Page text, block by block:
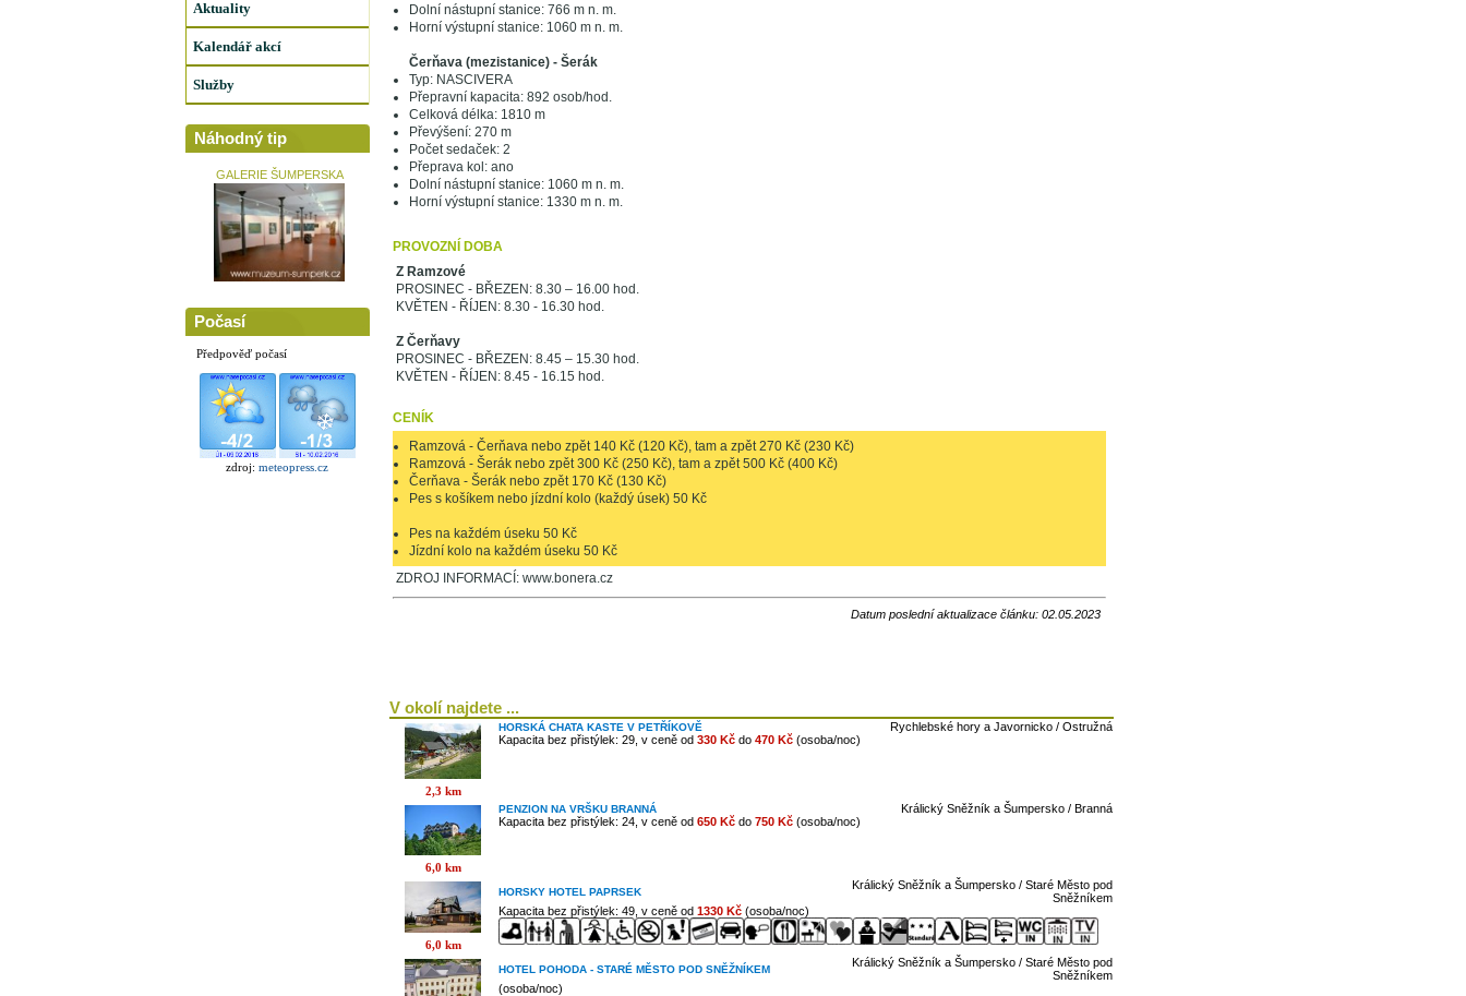
Aktuality
Kalendář akcí
Služby
Náhodný tip
GALERIE ŠUMPERSKA
Počasí
Předpověď počasí
zdroj: meteopress.cz
Dolní nástupní stanice: 766 m n. m.
Horní výstupní stanice: 1060 m n. m.
Čerňava (mezistanice) - Šerák
Typ: NASCIVERA
Přepravní kapacita: 892 osob/hod.
Celková délka: 1810 m
Převýšení: 270 m
Počet sedaček: 2
Přeprava kol: ano
Dolní nástupní stanice: 1060 m n. m.
Horní výstupní stanice: 1330 m n. m.
PROVOZNÍ DOBA
Z Ramzové
PROSINEC - BŘEZEN: 8.30 – 16.00 hod.
KVĚTEN - ŘÍJEN: 8.30 - 16.30 hod.
Z Čerňavy
PROSINEC - BŘEZEN: 8.45 – 15.30 hod.
KVĚTEN - ŘÍJEN: 8.45 - 16.15 hod.
CENÍK
Ramzová - Čerňava nebo zpět 140 Kč (120 Kč), tam a zpět 270 Kč (230 Kč)
Ramzová - Šerák nebo zpět 300 Kč (250 Kč), tam a zpět 500 Kč (400 Kč)
Čerňava - Šerák nebo zpět 170 Kč (130 Kč)
Pes s košíkem nebo jízdní kolo (každý úsek) 50 Kč
Pes na každém úseku 50 Kč
Jízdní kolo na každém úseku 50 Kč
ZDROJ INFORMACÍ: www.bonera.cz
Datum poslední aktualizace článku: 02.05.2023
V okolí najdete ...
2,3 km
HORSKÁ CHATA KASTE V PETŘÍKOVĚ
Rychlebské hory a Javornicko / Ostružná
Kapacita bez přistýlek: 29, v ceně od 330 Kčdo 470 Kč(osoba/noc)
6,0 km
PENZION NA VRŠKU BRANNÁ
Králický Sněžník a Šumpersko / Branná
Kapacita bez přistýlek: 24, v ceně od 650 Kčdo 750 Kč(osoba/noc)
6,0 km
HORSKY HOTEL PAPRSEK
Králický Sněžník a Šumpersko / Staré Město pod
Sněžníkem
Kapacita bez přistýlek: 49, v ceně od 1330 Kč(osoba/noc)
HOTEL POHODA - STARÉ MĚSTO POD SNĚŽNÍKEM
Králický Sněžník a Šumpersko / Staré Město pod
Sněžníkem
(osoba/noc)